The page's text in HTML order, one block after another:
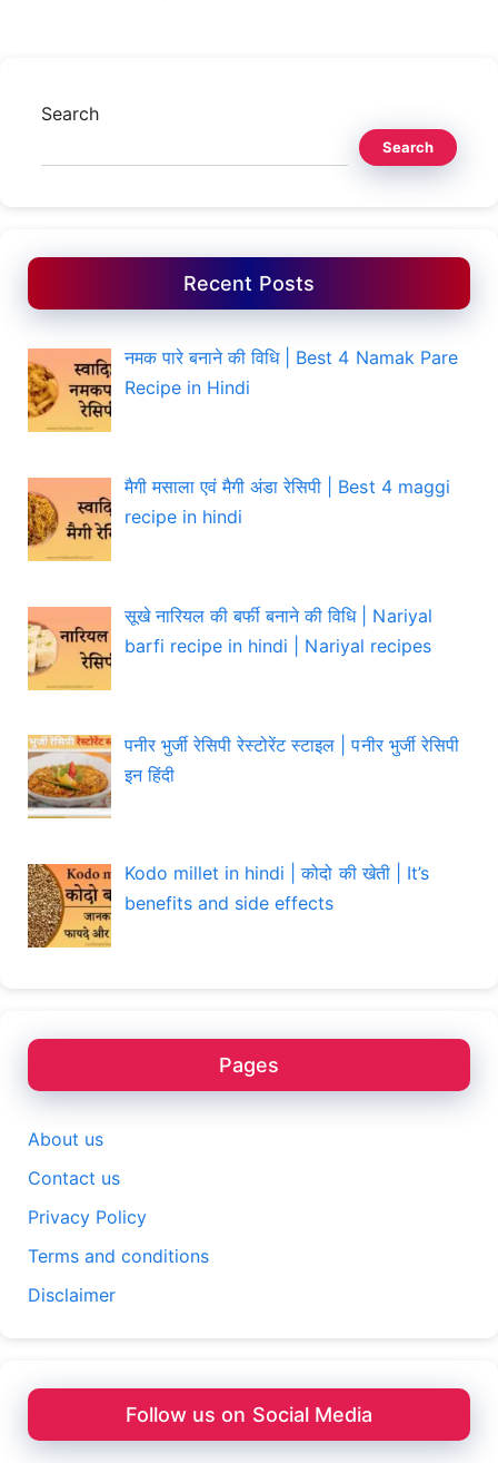
Search
Search
Recent Posts
नमक पारे बनाने की विधि | Best 4 Namak Pare
Recipe in Hindi
मैगी मसाला एवं मैगी अंडा रेसिपी | Best 4 maggi
recipe in hindi
सूखे नारियल की बर्फी बनाने की विधि | Nariyal
barfi recipe in hindi | Nariyal recipes
पनीर भुर्जी रेसिपी रेस्टोरेंट स्टाइल | पनीर भुर्जी रेसिपी
इन हिंदी
Kodo millet in hindi | कोदो की खेती | It’s
benefits and side effects
Pages
About us
Contact us
Privacy Policy
Terms and conditions
Disclaimer
Follow us on Social Media